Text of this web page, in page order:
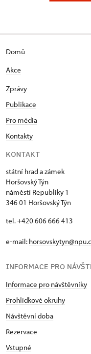
Domů
Akce
Zprávy
Publikace
Pro média
Kontakty
KONTAKT
státní hrad a zámek
Horšovský Týn
náměstí Republiky 1
346 01 Horšovský Týn
tel. +420 606 666 413
e-mail:
INFORMACE PRO
Informace pro návštěvníky
Prohlídkové okruhy
Návštěvní doba
Rezervace
Vstupné